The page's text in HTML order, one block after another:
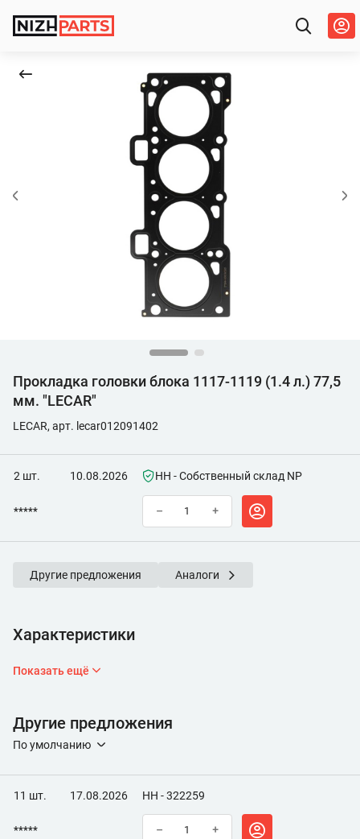
Прокладка головки блока 1117-1119 (1.4 л.) 77,5
мм. "LECAR"
LECAR, арт. lecar012091402
2 шт. 10.08.2026 НН - Собственный склад NP
***** – +
Другие предложения Аналоги
Характеристики
Показать ещё
Другие предложения
По умолчанию
11 шт. 17.08.2026 НН - 322259
***** – +